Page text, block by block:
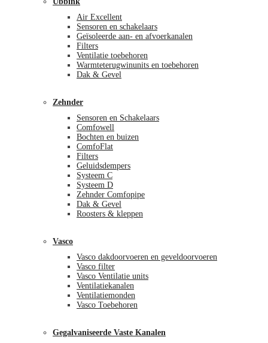
Air Excellent
Sensoren en schakelaars
Geïsoleerde aan- en afvoerkanalen
Filters
Ventilatie toebehoren
Warmteterugwinunits en toebehoren
Dak & Gevel
Zehnder
Sensoren en Schakelaars
Comfowell
Bochten en buizen
ComfoFlat
Filters
Geluidsdempers
Systeem C
Systeem D
Zehnder Comfopipe
Dak & Gevel
Roosters & kleppen
Vasco
Vasco dakdoorvoeren en geveldoorvoeren
Vasco filter
Vasco Ventilatie units
Ventilatiekanalen
Ventilatiemonden
Vasco Toebehoren
Gegalvaniseerde Vaste Kanalen